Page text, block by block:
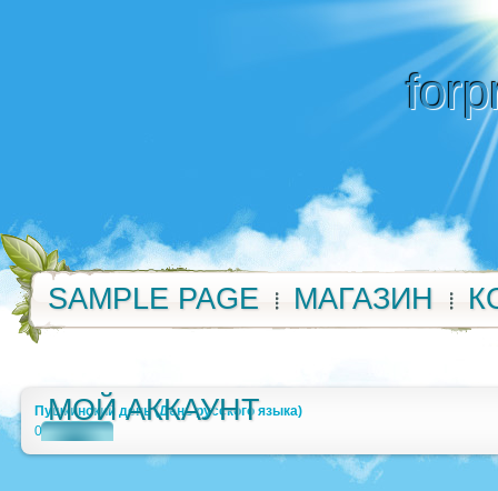
SAMPLE PAGE МАГАЗИН
МОЙ АККАУНТ
Пушкинский день (День русского языка)
0